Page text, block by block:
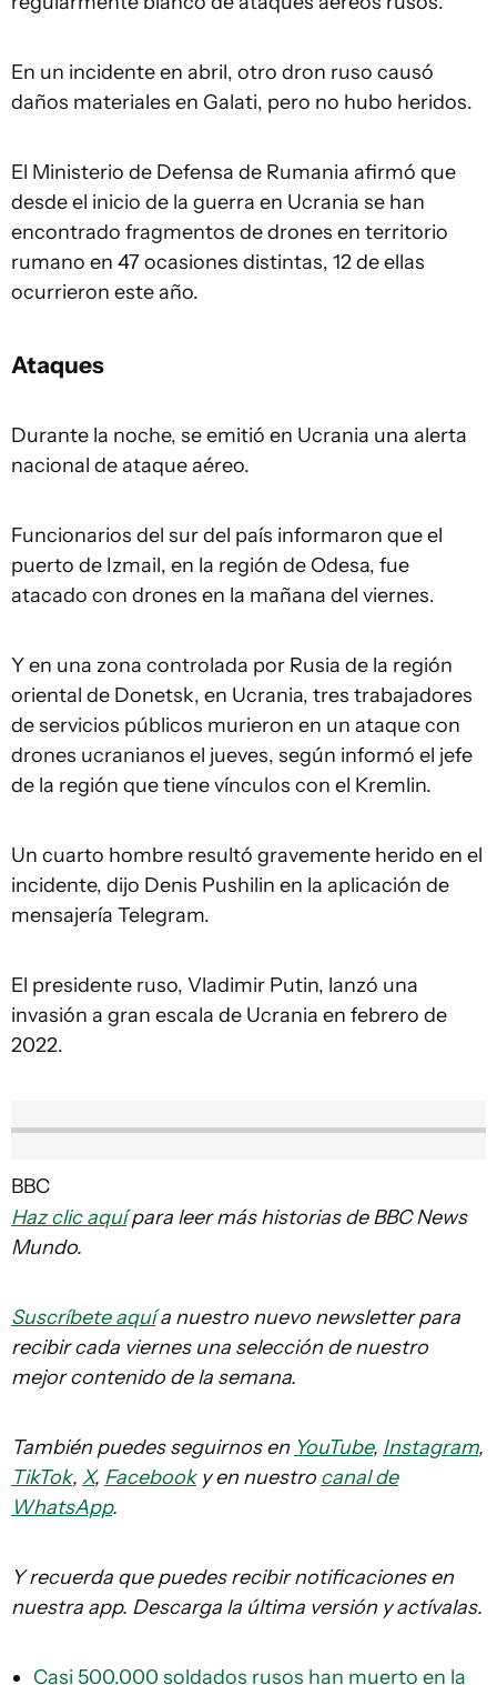
En un incidente en abril, otro dron ruso causó
daños materiales en Galati, pero no hubo heridos.
El Ministerio de Defensa de Rumania afirmó que
desde el inicio de la guerra en Ucrania se han
encontrado fragmentos de drones en territorio
rumano en 47 ocasiones distintas, 12 de ellas
ocurrieron este año.
Ataques
Durante la noche, se emitió en Ucrania una alerta
nacional de ataque aéreo.
Funcionarios del sur del país informaron que el
puerto de Izmail, en la región de Odesa, fue
atacado con drones en la mañana del viernes.
Y en una zona controlada por Rusia de la región
oriental de Donetsk, en Ucrania, tres trabajadores
de servicios públicos murieron en un ataque con
drones ucranianos el jueves, según informó el jefe
de la región que tiene vínculos con el Kremlin.
Un cuarto hombre resultó gravemente herido en el
incidente, dijo Denis Pushilin en la aplicación de
mensajería Telegram.
El presidente ruso, Vladimir Putin, lanzó una
invasión a gran escala de Ucrania en febrero de
2022.
BBC
Haz clic aquípara leer más historias de BBC News
Mundo.
Suscríbete aquía nuestro nuevo newsletter para
recibir cada viernes una selección de nuestro
mejor contenido de la semana.
También puedes seguirnos en YouTube, Instagram,
TikTok, X, Facebooky en nuestro canal de
WhatsApp.
Y recuerda que puedes recibir notificaciones en
nuestra app. Descarga la última versión y actívalas.
Casi 500.000 soldados rusos han muerto en la